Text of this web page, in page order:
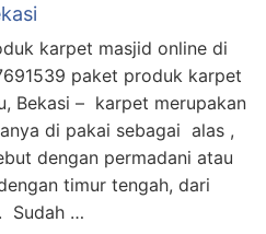
karpet masjid online di
paket produk karpet
Bekasi – karpet merupakan
di pakai sebagai alas ,
dengan permadani atau
timur tengah, dari
Sudah …